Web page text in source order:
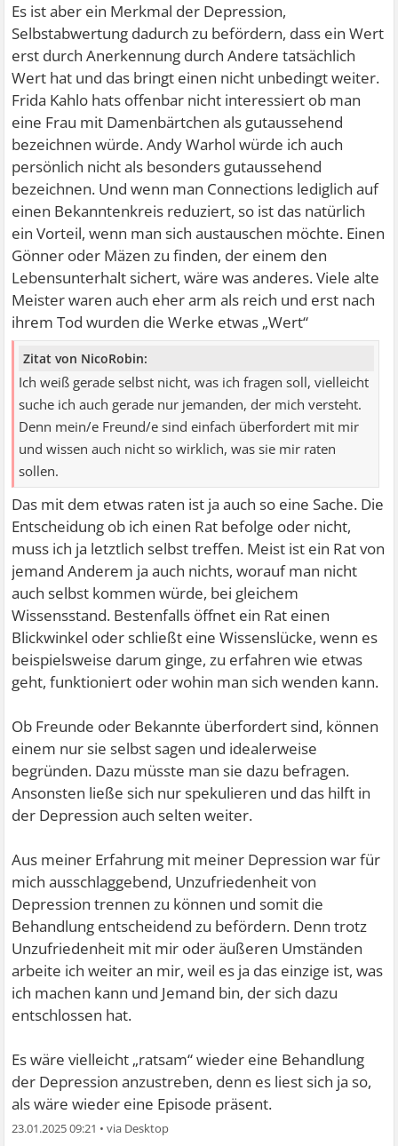
Es ist aber ein Merkmal der Depression,
Selbstabwertung dadurch zu befördern, dass ein Wert
erst durch Anerkennung durch Andere tatsächlich
Wert hat und das bringt einen nicht unbedingt weiter.
Frida Kahlo hats offenbar nicht interessiert ob man
eine Frau mit Damenbärtchen als gutaussehend
bezeichnen würde. Andy Warhol würde ich auch
persönlich nicht als besonders gutaussehend
bezeichnen. Und wenn man Connections lediglich auf
einen Bekanntenkreis reduziert, so ist das natürlich
ein Vorteil, wenn man sich austauschen möchte. Einen
Gönner oder Mäzen zu finden, der einem den
Lebensunterhalt sichert, wäre was anderes. Viele alte
Meister waren auch eher arm als reich und erst nach
ihrem Tod wurden die Werke etwas „Wert“
Zitat von NicoRobin:
Ich weiß gerade selbst nicht, was ich fragen soll, vielleicht
suche ich auch gerade nur jemanden, der mich versteht.
Denn mein/e Freund/e sind einfach überfordert mit mir
und wissen auch nicht so wirklich, was sie mir raten
sollen.
Das mit dem etwas raten ist ja auch so eine Sache. Die
Entscheidung ob ich einen Rat befolge oder nicht,
muss ich ja letztlich selbst treffen. Meist ist ein Rat von
jemand Anderem ja auch nichts, worauf man nicht
auch selbst kommen würde, bei gleichem
Wissensstand. Bestenfalls öffnet ein Rat einen
Blickwinkel oder schließt eine Wissenslücke, wenn es
beispielsweise darum ginge, zu erfahren wie etwas
geht, funktioniert oder wohin man sich wenden kann.
Ob Freunde oder Bekannte überfordert sind, können
einem nur sie selbst sagen und idealerweise
begründen. Dazu müsste man sie dazu befragen.
Ansonsten ließe sich nur spekulieren und das hilft in
der Depression auch selten weiter.
Aus meiner Erfahrung mit meiner Depression war für
mich ausschlaggebend, Unzufriedenheit von
Depression trennen zu können und somit die
Behandlung entscheidend zu befördern. Denn trotz
Unzufriedenheit mit mir oder äußeren Umständen
arbeite ich weiter an mir, weil es ja das einzige ist, was
ich machen kann und Jemand bin, der sich dazu
entschlossen hat.
Es wäre vielleicht „ratsam“ wieder eine Behandlung
der Depression anzustreben, denn es liest sich ja so,
als wäre wieder eine Episode präsent.
23.01.2025 09:21 •